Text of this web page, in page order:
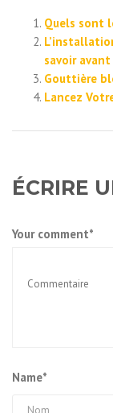
Quels sont
savoir
Gouttière
Lancez
ÉCRIRE
Your comment*
Name*